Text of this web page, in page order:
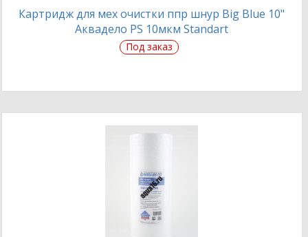
Картридж для мех очистки ппр шнур Big Blue 10"
Аквадело PS 10мкм Standart
Под заказ